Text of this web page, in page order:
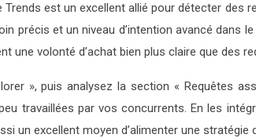
est un excellent allié pour détecter des
précis et un niveau d’intention avancé dans
une volonté d’achat bien plus claire que des
», puis analysez la section « Requêtes
travaillées par vos concurrents. En les
un excellent moyen d’alimenter une